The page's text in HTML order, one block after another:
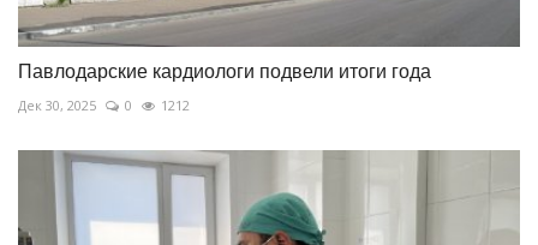
Павлодарские кардиологи подвели итоги года
Дек 30, 2025 0 1212